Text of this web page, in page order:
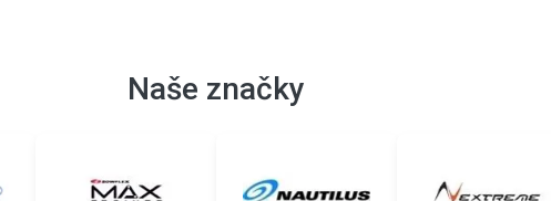
Naše značky